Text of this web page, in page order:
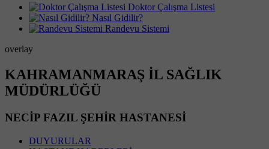
Doktor Çalışma Listesi
Nasıl Gidilir?
Randevu Sistemi
overlay
KAHRAMANMARAŞ İL SAĞLIK
MÜDÜRLÜĞÜ
NECİP FAZIL ŞEHİR HASTANESİ
DUYURULAR